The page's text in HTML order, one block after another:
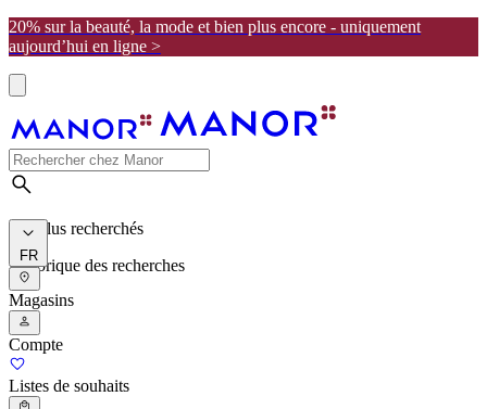
20% sur la beauté, la mode et bien plus encore - uniquement
aujourd’hui en ligne >
Les plus recherchés
Historique des recherches
FR
Magasins
Compte
Listes de souhaits